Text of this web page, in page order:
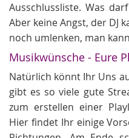
Ausschlussliste. Was
Aber keine Angst, der DJ
noch umlenken, man
Musikwünsche - Eure
Natürlich könnt Ihr Uns
gibt es so viele gute
zum erstellen einer
Hier findet Ihr einige